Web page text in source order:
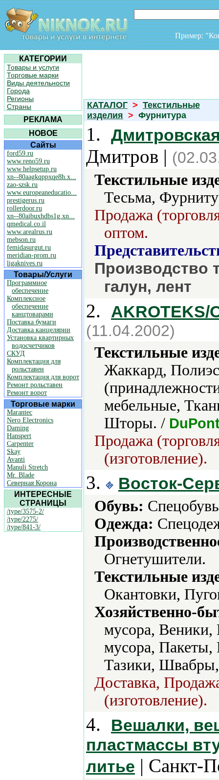
Пример:
КАТЕГОРИИ
Товары и услуги
Торговые марки
Виды деятельности
Города
Регионы
Страны
РЕКЛАМА
НОВОЕ
Сайты
ford59.ru
www.reno59.ru
www.helpsetup.ru
xn--80aagkqppxqe8h.x...
zao-szsk.ru
www.europeaneducatio...
prestigerus.ru
rollerdoor.ru
xn--80aibuxhdbs1g.xn...
qmedical.co.il
www.arealrus.ru
mebson.ru
femidasurgut.ru
meridian-prom.ru
ligaknives.ru
Товары/Услуги
Программное
обеспечение
Комплексное
обеспечение
канцтоварами
Поставка бумаги
Доставка канцелярии
Установка квартирных
водосчетчиков
СКУД
Комплектация для
рольставен
Комплектация для ворот
Ремонт рольставен
Ремонт ворот
Торговые марки
Marantec
Nero Electronics
Daming
Hanspert
Carpenter
Skay
Avanti
Manuli Stretch
Mr. Blade
Северная Корона
ИНТЕРЕСНЫЕ
СТРАНИЦЫ
/type/3575-2/
/type/2275/
/type/841-3/
КАТАЛОГ > Текстильные
изделия > Фурнитура
1.
Дмитров |
Текстильные
Тесьма,
Продажа
оптом.
Производство
галун, лент
2. AKROTEKS/
(11.04.2002)
Текстильные
Жаккард,
мебельные,
Шторы. /
Продажа
(изготовление).
3. Восток-
Обувь:
Одежда:
Огнетушители.
Текстильные
Окантовки,
Хозяйственно-
мусора,
мусора,
Тазики,
Доставка,
(изготовление).
4.
Вешалки,
пластмассы
литье | Санкт-